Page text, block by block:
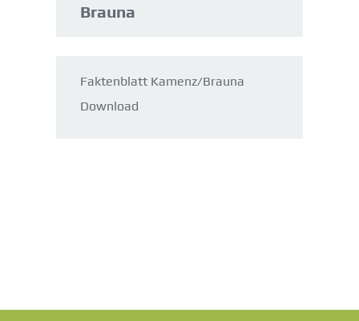
Brauna
Faktenblatt Kamenz/Brauna
Download